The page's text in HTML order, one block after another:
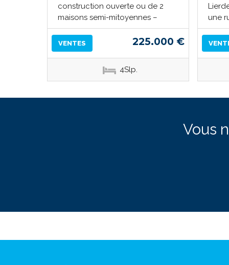
construction ouverte ou de 2
maisons semi-mitoyennes –
VENTES 225.000 €
4Slp.
une
Vous